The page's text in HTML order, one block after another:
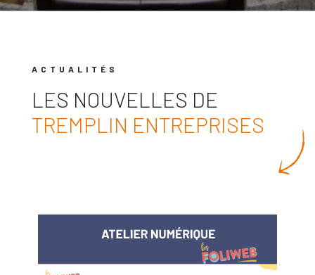
ACTUALITÉS
LES NOUVELLES DE
TREMPLIN ENTREPRISES